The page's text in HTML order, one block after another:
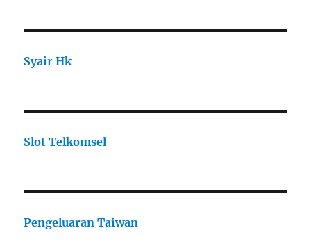
Syair Hk
Slot Telkomsel
Pengeluaran Taiwan